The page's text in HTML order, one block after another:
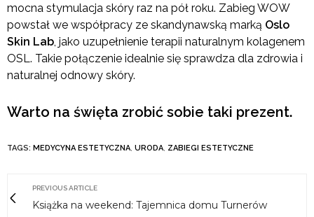
mocna stymulacja skóry raz na pół roku. Zabieg WOW
powstał we współpracy ze skandynawską marką Oslo
Skin Lab , jako uzupełnienie terapii naturalnym kolagenem
OSL. Takie połączenie idealnie się sprawdza dla zdrowia i
naturalnej odnowy skóry.
Warto na święta zrobić sobie taki prezent.
TAGS: MEDYCYNA ESTETYCZNA URODA ZABIEGI ESTETYCZNE
PREVIOUS ARTICLE
Książka na weekend: Tajemnica domu Turnerów